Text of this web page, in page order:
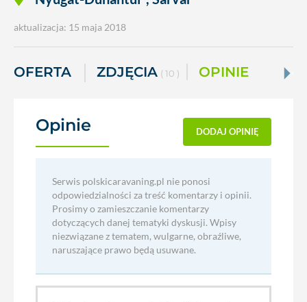
aktualizacja: 15 maja 2018
OFERTA ZDJĘCIA ( 10 ) OPINIE
Opinie DODAJ OPINIĘ
Serwis polskicaravaning.pl nie ponosi
odpowiedzialności za treść komentarzy i opinii.
Prosimy o zamieszczanie komentarzy
dotyczących danej tematyki dyskusji. Wpisy
niezwiązane z tematem, wulgarne, obraźliwe,
naruszające prawo będą usuwane.